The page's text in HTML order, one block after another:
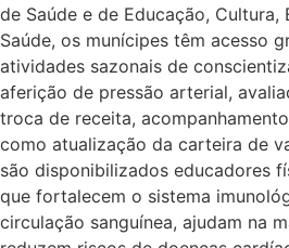
de Saúde e de Educação, Cultura,
Saúde, os munícipes têm acesso
atividades sazonais de
aferição de pressão arterial,
troca de receita,
como atualização da carteira de
são disponibilizados educadores
que fortalecem o sistema
circulação sanguínea, ajudam na